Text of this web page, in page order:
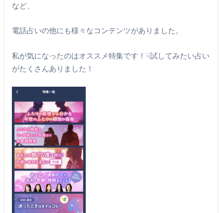
など、
電話占いの他にも様々なコンテンツがありました。
私が気になったのはオススメ特集です！☟試してみたい占い
がたくさんありました！